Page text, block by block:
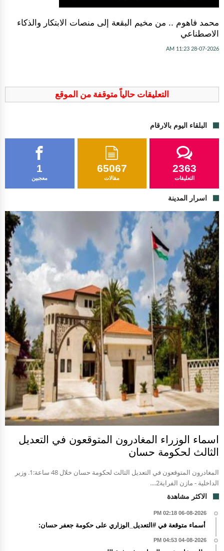
محمد فاهوم .. من مخيم البقعة إلى منصات الابتكار والذكاء
الاصطناعي
28-07-2026 11:23 AM
التعليقات حالياً متوقفة من الموقع
البلقاء اليوم بالارقام
1
معجبين
65067
مقالات
2363
التعليقات
اسرار المدينة
اسماء الوزراء المغادرون المتوقعون في التعديل
الثالث لحكومة حسان
المغادرون المتوقعون في التعديل الثالث لحكومة حسان خلال 48 ساعة:1. وزير
الداخلية - مازن الفراية2....
الاكثر مشاهدة
06-08-2026 02:18 PM
أسماء متوقعة في #التعديل_الوزاري على حكومة جعفر حسان:
04-08-2026 04:53 PM